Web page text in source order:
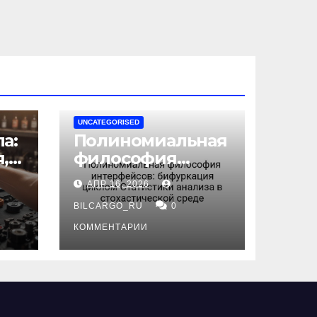
UNCATEGORISED
Полиномиальная
философия
интерфейсов:
бифуркация
циклом
Статистики
анализа в
среде
АПР 16, 2026
BILCARGO_RU 0
КОММЕНТАРИИ